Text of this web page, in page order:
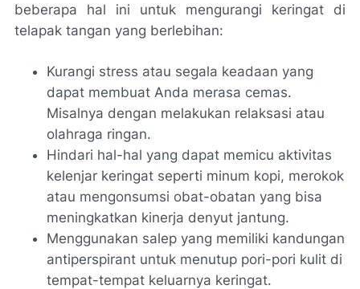
beberapa hal ini untuk mengurangi keringat di
telapak tangan yang berlebihan:
Kurangi stress atau segala keadaan yang
dapat membuat Anda merasa cemas.
Misalnya dengan melakukan relaksasi atau
olahraga ringan.
Hindari hal-hal yang dapat memicu aktivitas
kelenjar keringat seperti minum kopi, merokok
atau mengonsumsi obat-obatan yang bisa
meningkatkan kinerja denyut jantung.
Menggunakan salep yang memiliki kandungan
antiperspirant untuk menutup pori-pori kulit di
tempat-tempat keluarnya keringat.